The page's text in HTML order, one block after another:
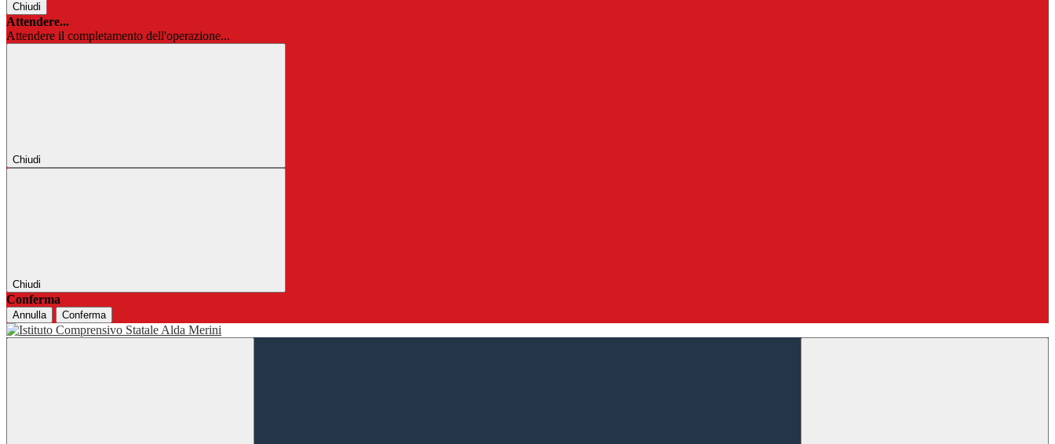
Chiudi
Attendere...
Attendere il completamento dell'operazione...
Chiudi
Chiudi
Conferma
Annulla Conferma